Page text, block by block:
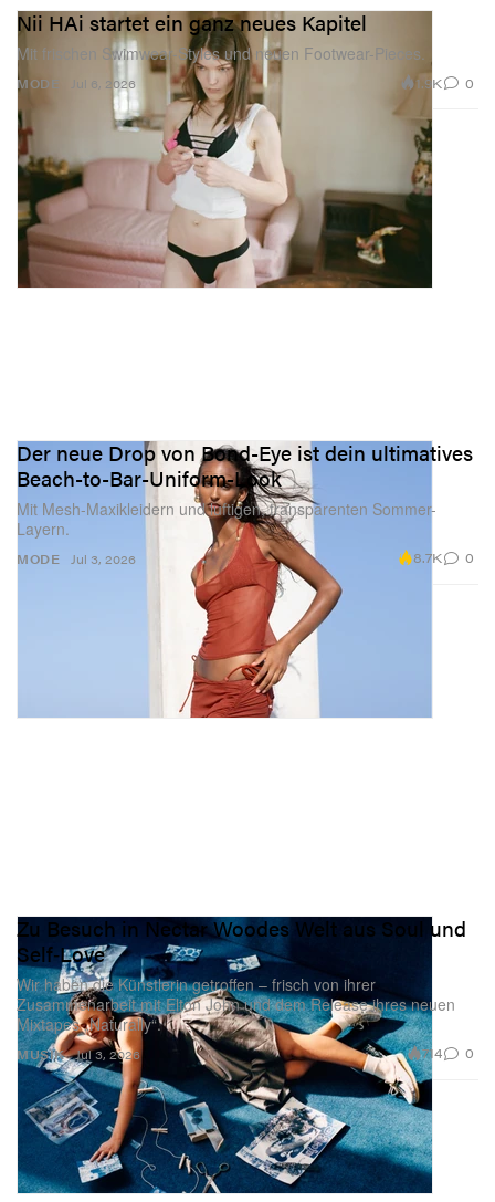
MODE
Nii HAi startet ein ganz neues Kapitel
Mit frischen Swimwear-Styles und neuen Footwear-Pieces.
Jul 6, 2026 1.9K 0
MODE
Der neue Drop von Bond-Eye ist dein ultimatives
Beach-to-Bar-Uniform-Look
Mit Mesh-Maxikleidern und luftigen, transparenten Sommer-
Layern.
Jul 3, 2026 8.7K 0
MUSIK
Zu Besuch in Nectar Woodes Welt aus Soul und
Self‑Love
Wir haben die Künstlerin getroffen – frisch von ihrer
Zusammenarbeit mit Elton John und dem Release ihres neuen
Mixtapes „Naturally“.
Jul 3, 2026 714 0